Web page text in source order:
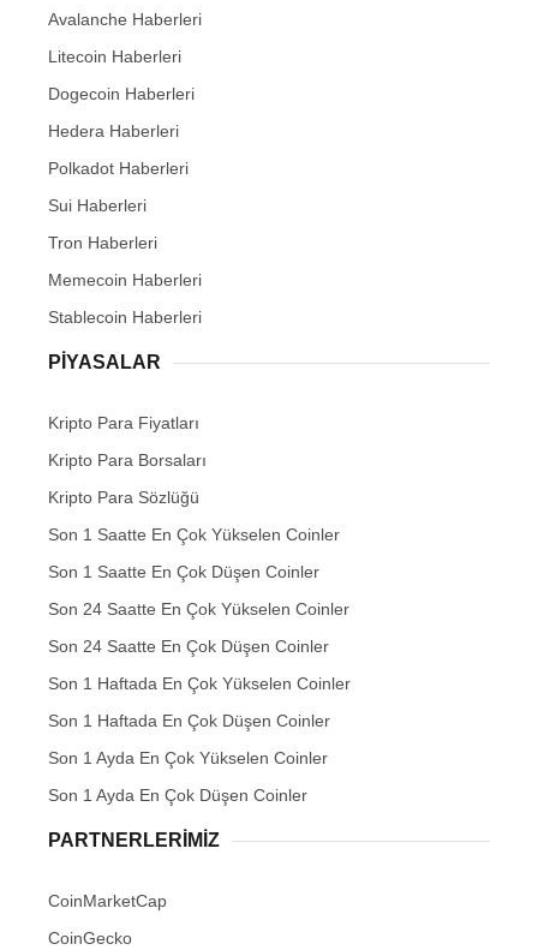
Avalanche Haberleri
Litecoin Haberleri
Dogecoin Haberleri
Hedera Haberleri
Polkadot Haberleri
Sui Haberleri
Tron Haberleri
Memecoin Haberleri
Stablecoin Haberleri
PIYASALAR
Kripto Para Fiyatları
Kripto Para Borsaları
Kripto Para Sözlüğü
Son 1 Saatte En Çok Yükselen Coinler
Son 1 Saatte En Çok Düşen Coinler
Son 24 Saatte En Çok Yükselen Coinler
Son 24 Saatte En Çok Düşen Coinler
Son 1 Haftada En Çok Yükselen Coinler
Son 1 Haftada En Çok Düşen Coinler
Son 1 Ayda En Çok Yükselen Coinler
Son 1 Ayda En Çok Düşen Coinler
PARTNERLERIMIZ
CoinMarketCap
CoinGecko